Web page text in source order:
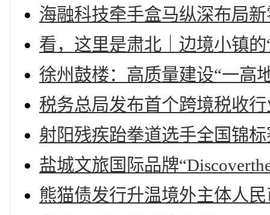
海融科技牵手盒马纵深布局
看，这里是肃北｜边境小镇的
徐州鼓楼：高质量建设“一高
税务总局发布首个跨境税收
射阳残疾跆拳道选手全国锦
盐城文旅国际品牌
熊猫债发行升温境外主体人